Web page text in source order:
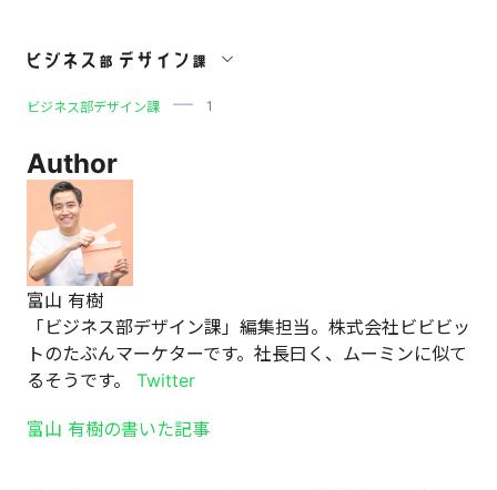
1
ビジネス部デザイン課 1
Author
富山 有樹
「ビジネス部デザイン課」編集担当。株式会社ビビビッ
トのたぶんマーケターです。社長曰く、ムーミンに似て
るそうです。 Twitter
富山 有樹の書いた記事